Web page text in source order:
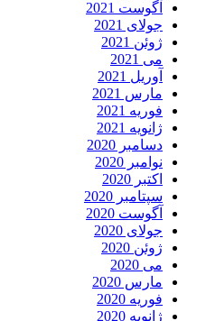
آگوست 2021
جولای 2021
ژوئن 2021
می 2021
آوریل 2021
مارس 2021
فوریه 2021
ژانویه 2021
دسامبر 2020
نوامبر 2020
اکتبر 2020
سپتامبر 2020
آگوست 2020
جولای 2020
ژوئن 2020
می 2020
مارس 2020
فوریه 2020
ژانویه 2020